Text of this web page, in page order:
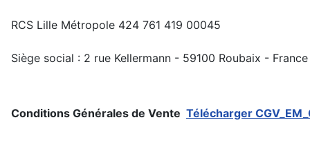
RCS Lille Métropole 424 761 419 00045
Siège social : 2 rue Kellermann - 59100 Roubaix - France
Conditions Générales de Vente Télécharger